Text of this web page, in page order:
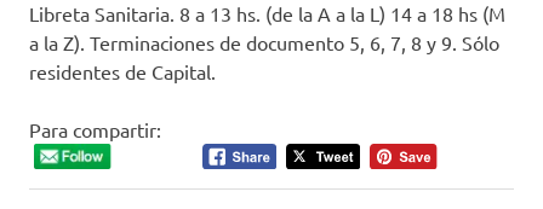
Libreta Sanitaria. 8 a 13 hs. (de la A a la L) 14 a 18 hs (M
a la Z). Terminaciones de documento 5, 6, 7, 8 y 9. Sólo
residentes de Capital.
Para compartir: